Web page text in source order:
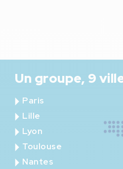
Un groupe, 9
Paris
Lille
Lyon
Toulouse
Nantes